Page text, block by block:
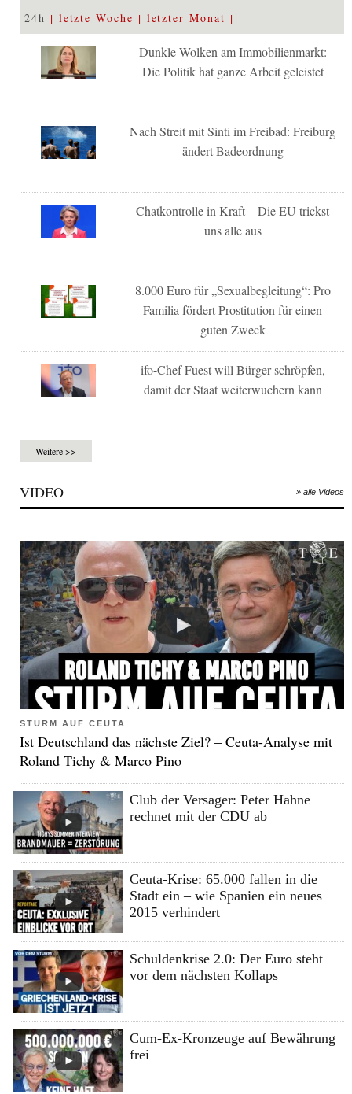
24h letzte Woche letzter Monat
Dunkle Wolken am Immobilienmarkt:
Die Politik hat ganze Arbeit geleistet
Nach Streit mit Sinti im Freibad: Freiburg
ändert Badeordnung
Chatkontrolle in Kraft – Die EU trickst
uns alle aus
8.000 Euro für „Sexualbegleitung“: Pro
Familia fördert Prostitution für einen
guten Zweck
ifo-Chef Fuest will Bürger schröpfen,
damit der Staat weiterwuchern kann
Weitere >>
VIDEO » alle Videos
STURM AUF CEUTA
Ist Deutschland das nächste Ziel? – Ceuta-Analyse mit
Roland Tichy & Marco Pino
Club der Versager: Peter Hahne
rechnet mit der CDU ab
Ceuta-Krise: 65.000 fallen in die
Stadt ein – wie Spanien ein neues
2015 verhindert
Schuldenkrise 2.0: Der Euro steht
vor dem nächsten Kollaps
Cum-Ex-Kronzeuge auf Bewährung
frei